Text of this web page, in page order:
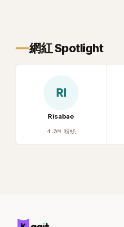
李智惠、徐智英兩位女成員，以及
炫、Chris Kim 兩位男成員組成。
後，李智惠轉型 solo，靠著綜藝
S#arp，也與 李尚敏 的賞識有關
網紅 Spotlight
RI
Risabae
4.0M 粉絲